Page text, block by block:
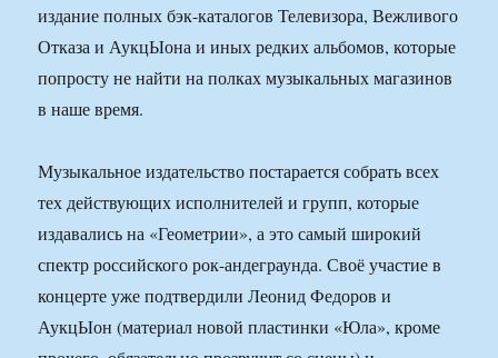
издание полных бэк-каталогов Телевизора, Вежливого
Отказа и АукцЫона и иных редких альбомов, которые
попросту не найти на полках музыкальных магазинов
в наше время.
Музыкальное издательство постарается собрать всех
тех действующих исполнителей и групп, которые
издавались на «Геометрии», а это самый широкий
спектр российского рок-андеграунда. Своё участие в
концерте уже подтвердили Леонид Федоров и
АукцЫон (материал новой пластинки «Юла», кроме